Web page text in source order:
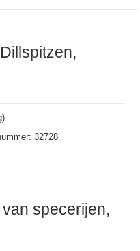
32728
specerijen,